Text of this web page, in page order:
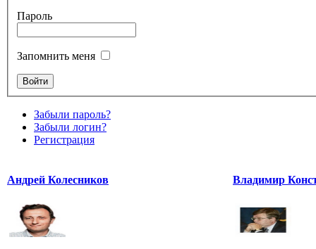
Пароль
Запомнить меня
Забыли пароль?
Забыли логин?
Регистрация
Андрей Колесников Владимир